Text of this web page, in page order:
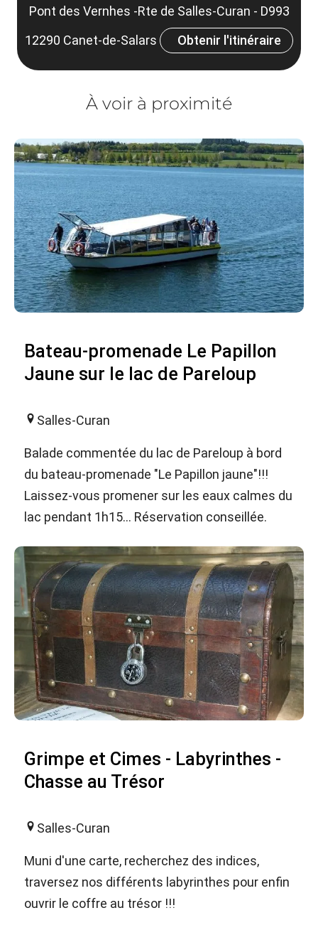
Pont des Vernhes -Rte de Salles-Curan - D993
12290 Canet-de-Salars
Obtenir l'itinéraire
À voir à proximité
Bateau-promenade Le Papillon
Jaune sur le lac de Pareloup
Salles-Curan
Balade commentée du lac de Pareloup à bord
du bateau-promenade "Le Papillon jaune"!!!
Laissez-vous promener sur les eaux calmes du
lac pendant 1h15... Réservation conseillée.
Grimpe et Cimes - Labyrinthes -
Chasse au Trésor
Salles-Curan
Muni d'une carte, recherchez des indices,
traversez nos différents labyrinthes pour enfin
ouvrir le coffre au trésor !!!